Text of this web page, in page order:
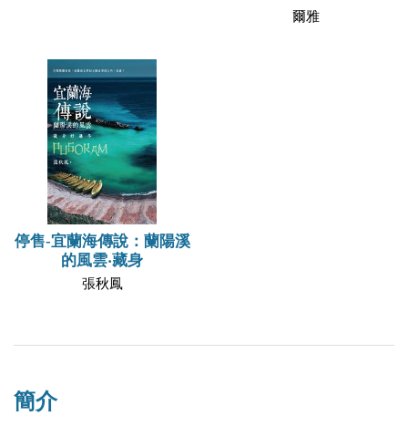
爾雅
停售-宜蘭海傳說：蘭陽溪
的風雲‧藏身
張秋鳳
簡介